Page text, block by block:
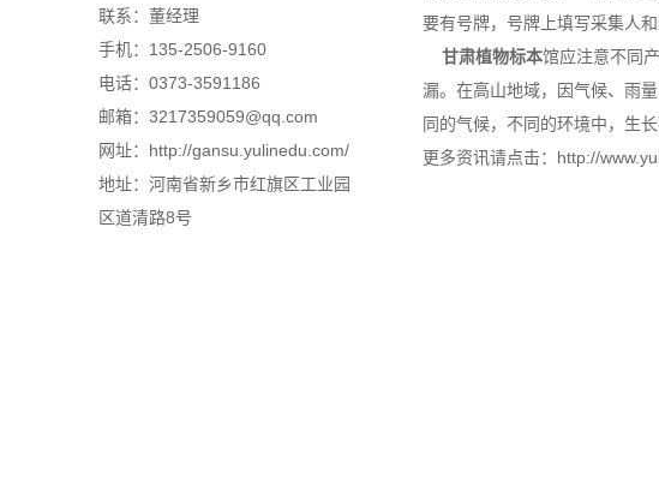
联系：董经理
手机：135-2506-9160
电话：0373-3591186
邮箱：3217359059@qq.com
网址：http://gansu.yulinedu.com/
地址：河南省新乡市红旗区工业园
区道清路8号
要有号牌，号牌上填写采集人和
甘肃植物标本馆应注意不同
漏。在高山地域，因气候、雨
同的气候，不同的环境中，生
更多资讯请点击：http://